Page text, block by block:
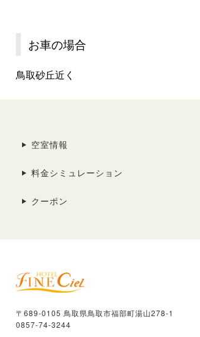
お車の場合
鳥取砂丘近く
空室情報
料金シミュレーション
クーポン
〒689-0105 鳥取県鳥取市福部町湯山278-1
0857-74-3244